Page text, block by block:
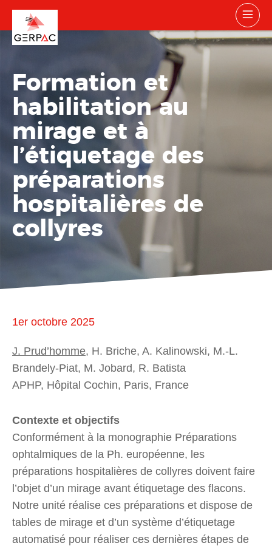
Formation et
habilitation au
mirage et à
l’étiquetage des
préparations
hospitalières de
collyres
1er octobre 2025
J. Prud’homme, H. Briche, A. Kalinowski, M.-L.
Brandely-Piat, M. Jobard, R. Batista
APHP, Hôpital Cochin, Paris, France
Contexte et objectifs
Conformément à la monographie Préparations
ophtalmiques de la Ph. européenne, les
préparations hospitalières de collyres doivent faire
l’objet d’un mirage avant étiquetage des flacons.
Notre unité réalise ces préparations et dispose de
tables de mirage et d’un système d’étiquetage
automatisé pour réaliser ces dernières étapes de